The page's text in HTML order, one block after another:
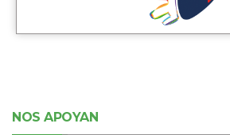
NOS APOYAN